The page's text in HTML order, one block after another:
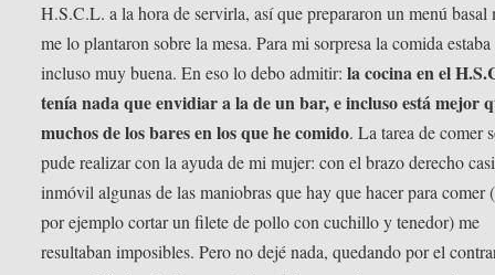
H.S.C.L. a la hora de servirla, así que prepararon un menú basal
me lo plantaron sobre la mesa. Para mi sorpresa la comida
incluso muy buena. En eso lo debo admitir:la cocina en el
tenía nada que envidiar a la de un bar, e incluso está mejor
muchos de los bares en los que he comido. La tarea de comer
pude realizar con la ayuda de mi mujer: con el brazo derecho casi
inmóvil algunas de las maniobras que hay que hacer para comer
por ejemplo cortar un filete de pollo con cuchillo y tenedor) me
resultaban imposibles. Pero no dejé nada, quedando por el